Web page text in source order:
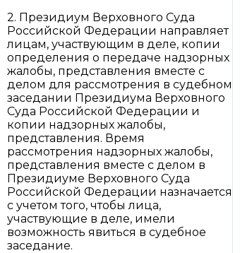
2. Президиум Верховного Суда
Российской Федерации направляет
лицам, участвующим в деле, копии
определения о передаче надзорных
жалобы, представления вместе с
делом для рассмотрения в судебном
заседании Президиума Верховного
Суда Российской Федерации и
копии надзорных жалобы,
представления. Время
рассмотрения надзорных жалобы,
представления вместе с делом в
Президиуме Верховного Суда
Российской Федерации назначается
с учетом того, чтобы лица,
участвующие в деле, имели
возможность явиться в судебное
заседание.